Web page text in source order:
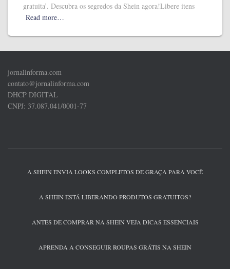
gratuita’. Descubra os segredos da Shein agora!Libere itens
Read more…
jornalinforma.com
contato@jornalinforma.com
DHCP DIGITAL
CNPJ: 37.087.041/0001-77
A SHEIN ENVIA LOOKS COMPLETOS DE GRAÇA PARA VOCÊ
A SHEIN ESTÁ LIBERANDO PRODUTOS GRATUITOS?
ANTES DE COMPRAR NA SHEIN VEJA DICAS ESSENCIAIS
APRENDA A CONSEGUIR ROUPAS GRÁTIS NA SHEIN